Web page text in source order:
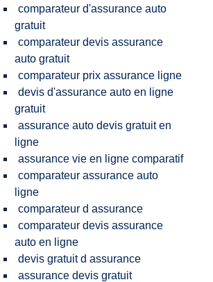
comparateur d'assurance auto
gratuit
comparateur devis assurance
auto gratuit
comparateur prix assurance ligne
devis d'assurance auto en ligne
gratuit
assurance auto devis gratuit en
ligne
assurance vie en ligne comparatif
comparateur assurance auto
ligne
comparateur d assurance
comparateur devis assurance
auto en ligne
devis gratuit d assurance
assurance devis gratuit